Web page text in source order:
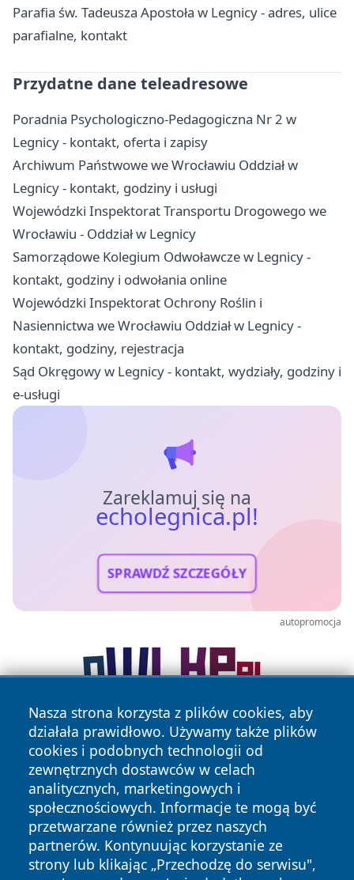
Parafia św. Tadeusza Apostoła w Legnicy - adres, ulice
parafialne, kontakt
Przydatne dane teleadresowe
Poradnia Psychologiczno-Pedagogiczna Nr 2 w
Legnicy - kontakt, oferta i zapisy
Archiwum Państwowe we Wrocławiu Oddział w
Legnicy - kontakt, godziny i usługi
Wojewódzki Inspektorat Transportu Drogowego we
Wrocławiu - Oddział w Legnicy
Samorządowe Kolegium Odwoławcze w Legnicy -
kontakt, godziny i odwołania online
Wojewódzki Inspektorat Ochrony Roślin i
Nasiennictwa we Wrocławiu Oddział w Legnicy -
kontakt, godziny, rejestracja
Sąd Okręgowy w Legnicy - kontakt, wydziały, godziny i
e-usługi
Zareklamuj się na
echolegnica.pl!
SPRAWDŹ SZCZEGÓŁY
autopromocja
Nasza strona korzysta z plików cookies, aby
działała prawidłowo. Używamy także plików
cookies i podobnych technologii od
zewnętrznych dostawców w celach
analitycznych, marketingowych i
społecznościowych. Informacje te mogą być
przetwarzane również przez naszych
partnerów. Kontynuując korzystanie ze
strony lub klikając „Przechodzę do serwisu",
Copyright © 2026 echolegnica.pl Wszystkie prawa
zastrzeżone.